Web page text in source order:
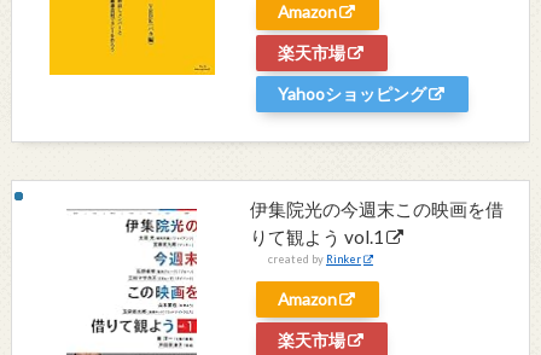
Amazon
楽天市場
Yahooショッピング
伊集院光の今週末この映画を借
りて観よう vol.1
created by Rinker
Amazon
楽天市場